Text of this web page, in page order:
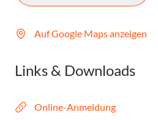
Auf Google Maps anzeigen
Links & Downloads
Online-Anmeldung